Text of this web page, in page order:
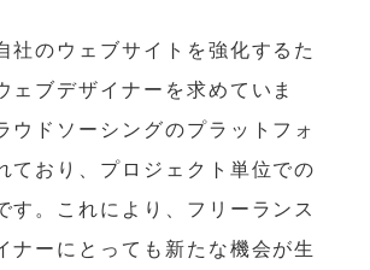
社のウェブサイトを強化するた
ェブデザイナーを求めていま
ウドソーシングのプラットフォ
ており、プロジェクト単位での
す。これにより、フリーランス
ナーにとっても新たな機会が生